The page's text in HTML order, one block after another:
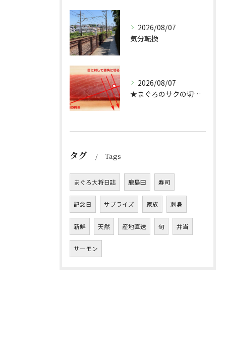
2026/08/07
気分転換
2026/08/07
★まぐろのサクの切り方★
タグ Tags
まぐろ大将日誌 鹿島田 寿司
記念日 サプライズ 家族 刺身
新鮮 天然 産地直送 旬 弁当
サーモン